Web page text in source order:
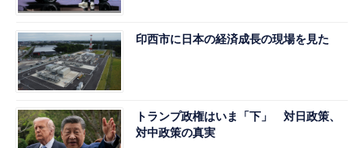
印西市に日本の経済成長の現場を見た
トランプ政権はいま「下」 対日政策、
対中政策の真実